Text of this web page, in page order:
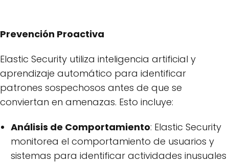
Prevención Proactiva
Elastic Security utiliza inteligencia artificial y
aprendizaje automático para identificar
patrones sospechosos antes de que se
conviertan en amenazas. Esto incluye:
Análisis de Comportamiento: Elastic Security
monitorea el comportamiento de usuarios y
sistemas para identificar actividades inusuales